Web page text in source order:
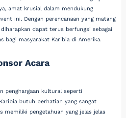
amat krusial dalam mendukung
ini. Dengan perencanaan yang matang
dapat terus berfungsi sebagai
bagi masyarakat Karibia di Amerika.
Acara
penghargaan kultural seperti
butuh perhatian yang sangat
memiliki pengetahuan yang jelas jelas